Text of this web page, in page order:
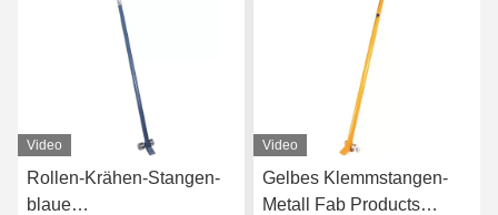
Video
Rollen-Krähen-Stangen-
blaue
Video
Gelbes Klemmstangen-
Metall Fab Products